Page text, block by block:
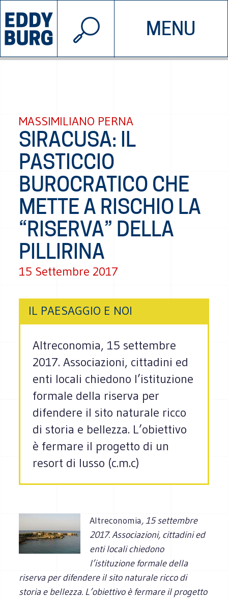
MENU
INIZIATIVE CHI SIAMO
© 2026 EDDYBURG
MASSIMILIANO PERNA
SIRACUSA: IL
PASTICCIO
BUROCRATICO CHE
METTE A RISCHIO LA
“RISERVA” DELLA
PILLIRINA
15 Settembre 2017
IL PAESAGGIO E NOI
Altreconomia, 15 settembre
2017. Associazioni, cittadini ed
enti locali chiedono l’istituzione
formale della riserva per
difendere il sito naturale ricco
di storia e bellezza. L’obiettivo
è fermare il progetto di un
resort di lusso (c.m.c)
Altreconomia,15 settembre
2017. Associazioni, cittadini ed
enti locali chiedono
l’istituzione formale della
riserva per difendere il sito naturale ricco di
storia e bellezza. L’obiettivo è fermare il progetto